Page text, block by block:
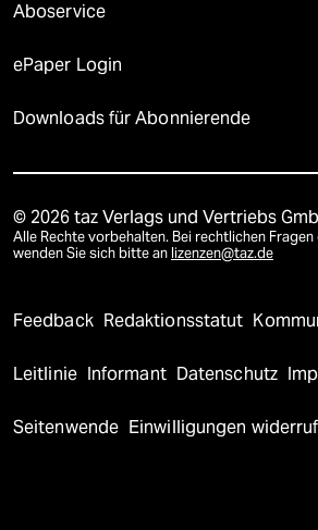
Aboservice
ePaper Login
Downloads für Abonnierende
© 2026 taz Verlags und Vertriebs
Alle Rechte vorbehalten. Bei rechtlichen
wenden Sie sich bitte an lizenzen@taz.de
Feedback Redaktionsstatut
Leitlinie Informant Datenschutz
Seitenwende Einwilligungen